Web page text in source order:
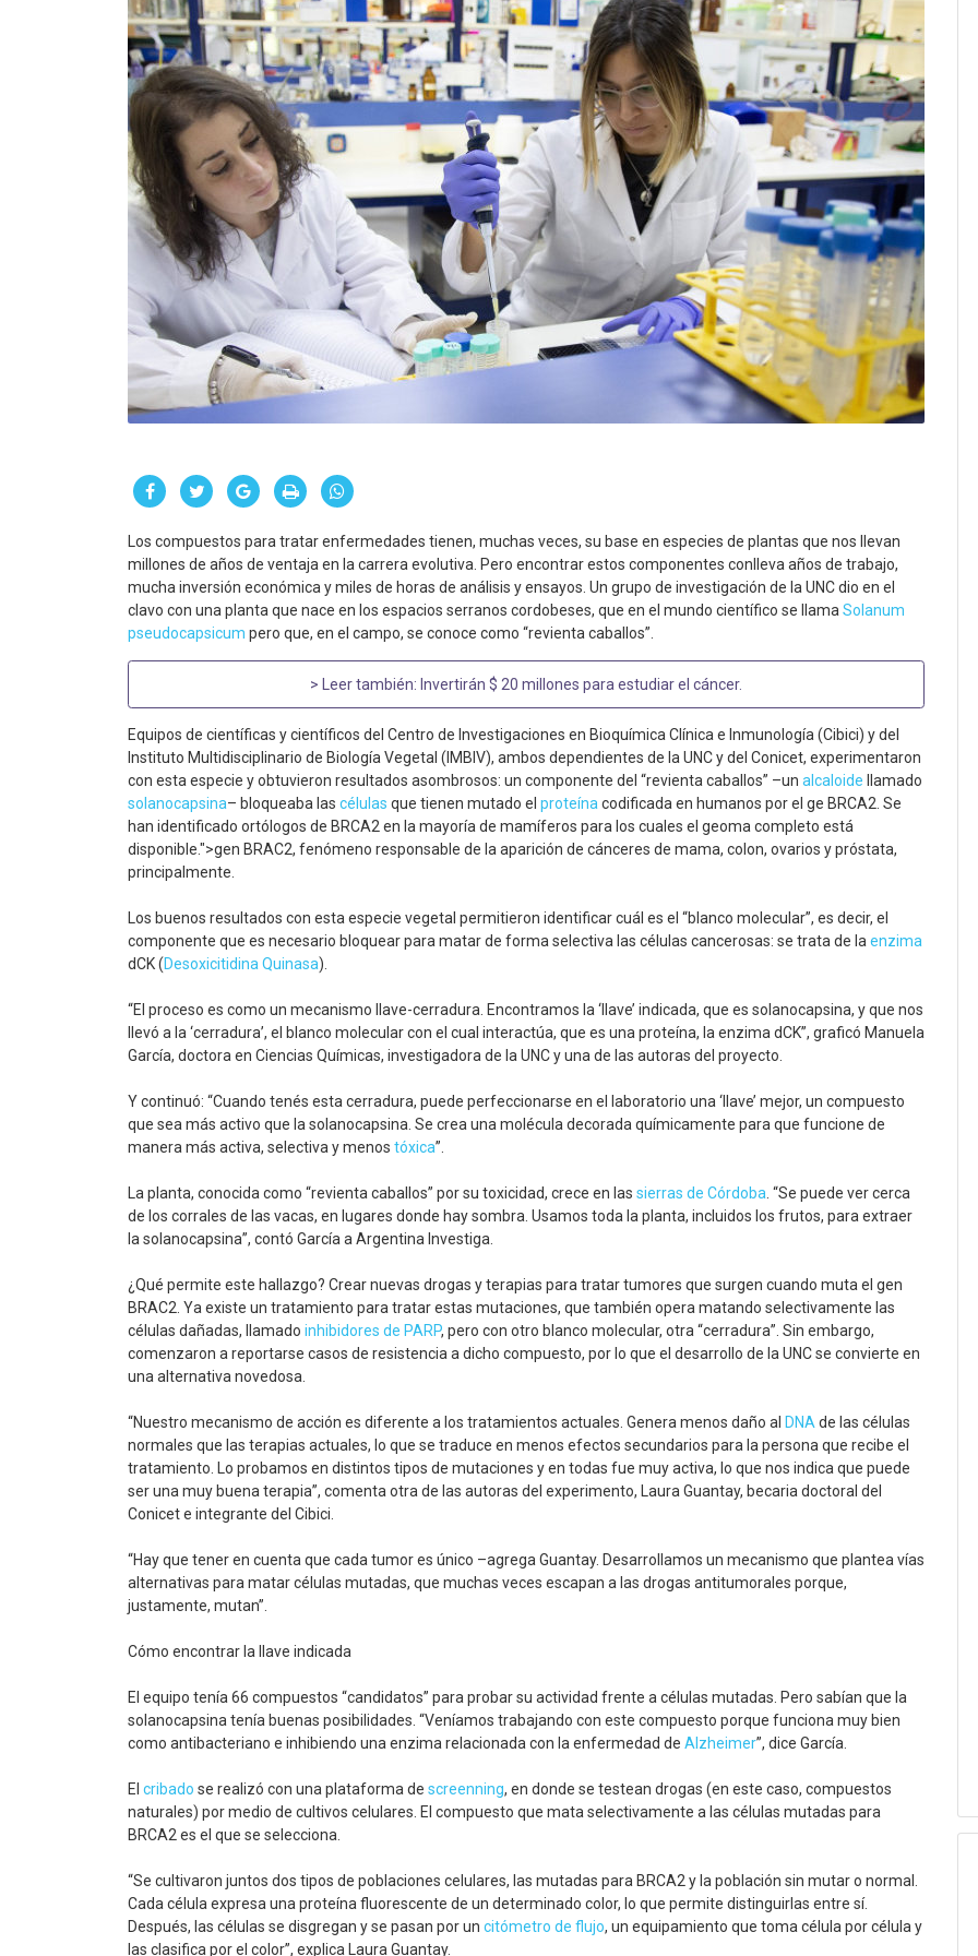
Los compuestos para tratar enfermedades tienen, muchas veces, su base en especies de plantas que nos llevan
millones de años de ventaja en la carrera evolutiva. Pero encontrar estos componentes conlleva años de trabajo,
mucha inversión económica y miles de horas de análisis y ensayos. Un grupo de investigación de la UNC dio en el
clavo con una planta que nace en los espacios serranos cordobeses, que en el mundo científico se llamaSolanum
pseudocapsicum pero que, en el campo, se conoce como “revienta caballos”.
> Leer también: Invertirán $ 20 millones para estudiar el cáncer.
Equipos de científicas y científicos del Centro de Investigaciones en Bioquímica Clínica e Inmunología (Cibici) y del
Instituto Multidisciplinario de Biología Vegetal (IMBIV), ambos dependientes de la UNC y del Conicet, experimentaron
con esta especie y obtuvieron resultados asombrosos: un componente del “revienta caballos” –un alcaloide llamado
solanocapsina– bloqueaba las células que tienen mutado el proteínacodificada en humanos por el ge BRCA2.​ Se
han identificado ortólogos de BRCA2​ en la mayoría de mamíferos para los cuales el geoma completo está
disponible.">gen BRAC2, fenómeno responsable de la aparición de cánceres de mama, colon, ovarios y próstata,
principalmente.
Los buenos resultados con esta especie vegetal permitieron identificar cuál es el “blanco molecular”, es decir, el
componente que es necesario bloquear para matar de forma selectiva las células cancerosas: se trata de laenzima
dCK (Desoxicitidina Quinasa).
“El proceso es como un mecanismo llave-cerradura. Encontramos la ‘llave’ indicada, que es solanocapsina, y que nos
llevó a la ‘cerradura’, el blanco molecular con el cual interactúa, que es una proteína, la enzima dCK”, graficó Manuela
García, doctora en Ciencias Químicas, investigadora de la UNC y una de las autoras del proyecto.
Y continuó: “Cuando tenés esta cerradura, puede perfeccionarse en el laboratorio una ‘llave’ mejor, un compuesto
que sea más activo que la solanocapsina. Se crea una molécula decorada químicamente para que funcione de
manera más activa, selectiva y menos tóxica”.
La planta, conocida como “revienta caballos” por su toxicidad, crece en las sierras de Córdoba. “Se puede ver cerca
de los corrales de las vacas, en lugares donde hay sombra. Usamos toda la planta, incluidos los frutos, para extraer
la solanocapsina”, contó García a Argentina Investiga.
¿Qué permite este hallazgo? Crear nuevas drogas y terapias para tratar tumores que surgen cuando muta el gen
BRAC2. Ya existe un tratamiento para tratar estas mutaciones, que también opera matando selectivamente las
células dañadas, llamado inhibidores de PARP, pero con otro blanco molecular, otra “cerradura”. Sin embargo,
comenzaron a reportarse casos de resistencia a dicho compuesto, por lo que el desarrollo de la UNC se convierte en
una alternativa novedosa.
“Nuestro mecanismo de acción es diferente a los tratamientos actuales. Genera menos daño al DNAde las células
normales que las terapias actuales, lo que se traduce en menos efectos secundarios para la persona que recibe el
tratamiento. Lo probamos en distintos tipos de mutaciones y en todas fue muy activa, lo que nos indica que puede
ser una muy buena terapia”, comenta otra de las autoras del experimento, Laura Guantay, becaria doctoral del
Conicet e integrante del Cibici.
“Hay que tener en cuenta que cada tumor es único –agrega Guantay. Desarrollamos un mecanismo que plantea vías
alternativas para matar células mutadas, que muchas veces escapan a las drogas antitumorales porque,
justamente, mutan”.
Cómo encontrar la llave indicada
El equipo tenía 66 compuestos “candidatos” para probar su actividad frente a células mutadas. Pero sabían que la
solanocapsina tenía buenas posibilidades. “Veníamos trabajando con este compuesto porque funciona muy bien
como antibacteriano e inhibiendo una enzima relacionada con la enfermedad de Alzheimer”, dice García.
El cribado se realizó con una plataforma de screenning, en donde se testean drogas (en este caso, compuestos
naturales) por medio de cultivos celulares. El compuesto que mata selectivamente a las células mutadas para
BRCA2 es el que se selecciona.
“Se cultivaron juntos dos tipos de poblaciones celulares, las mutadas para BRCA2 y la población sin mutar o normal.
Cada célula expresa una proteína fluorescente de un determinado color, lo que permite distinguirlas entre sí.
Después, las células se disgregan y se pasan por un citómetro de flujo, un equipamiento que toma célula por célula y
las clasifica por el color”, explica Laura Guantay.